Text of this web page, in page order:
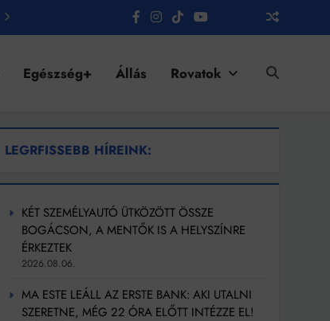
Egészség+ Állás Rovatok
LEGRFISSEBB HÍREINK:
KÉT SZEMÉLYAUTÓ ÜTKÖZÖTT ÖSSZE
BOGÁCSON, A MENTŐK IS A HELYSZÍNRE
ÉRKEZTEK
2026.08.06.
MA ESTE LEÁLL AZ ERSTE BANK: AKI UTALNI
SZERETNE, MÉG 22 ÓRA ELŐTT INTÉZZE EL!